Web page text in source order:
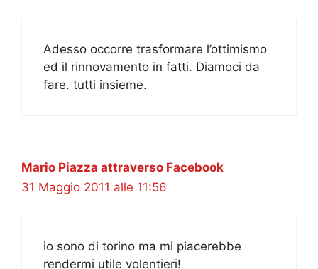
Adesso occorre trasformare l’ottimismo
ed il rinnovamento in fatti. Diamoci da
fare. tutti insieme.
Mario Piazza attraverso Facebook
31 Maggio 2011 alle 11:56
io sono di torino ma mi piacerebbe
rendermi utile volentieri!